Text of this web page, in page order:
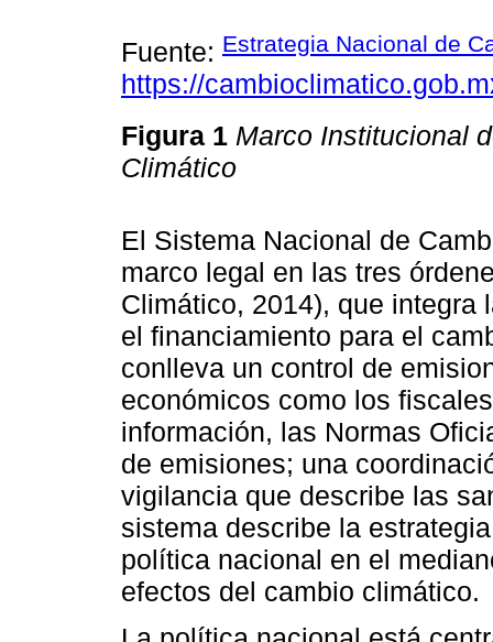
Fuente: Estrategia Nacional de
https://
Figura 1 Marco Institucional
Climático
El Sistema Nacional de
marco legal en las tres
Climático, 2014), que integra
el financiamiento para el
conlleva un control de
económicos como los
información, las Normas
de emisiones; una
vigilancia que describe las
sistema describe la
política nacional en el
efectos del cambio climático.